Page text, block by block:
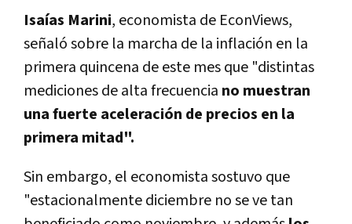
Isaías Marini, economista de EconViews,
señaló sobre la marcha de la inflación en la
primera quincena de este mes que "distintas
mediciones de alta frecuencia no muestran
una fuerte aceleración de precios en la
primera mitad".
Sin embargo, el economista sostuvo que
"estacionalmente diciembre no se ve tan